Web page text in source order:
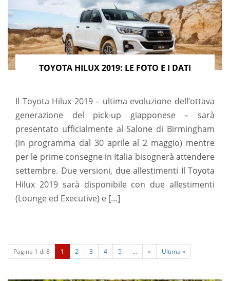
TOYOTA HILUX 2019: LE FOTO E I DATI
Il Toyota Hilux 2019 – ultima evoluzione dell’ottava
generazione del pick-up giapponese – sarà
presentato ufficialmente al Salone di Birmingham
(in programma dal 30 aprile al 2 maggio) mentre
per le prime consegne in Italia bisognerà attendere
settembre. Due versioni, due allestimenti Il Toyota
Hilux 2019 sarà disponibile con due allestimenti
(Lounge ed Executive) e […]
Pagina 1 di 8 1
c
2 3 4 5 ... » Ultima »